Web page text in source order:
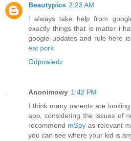
Beautypics 2:23 AM
i always take help from
exactly things that is matter i
google updates and rule here
eat pork
Odpowiedz
Anonimowy 1:42 PM
I think many parents are
app, considering the issues of
recommend mSpy as relevant
you can see where your kid is